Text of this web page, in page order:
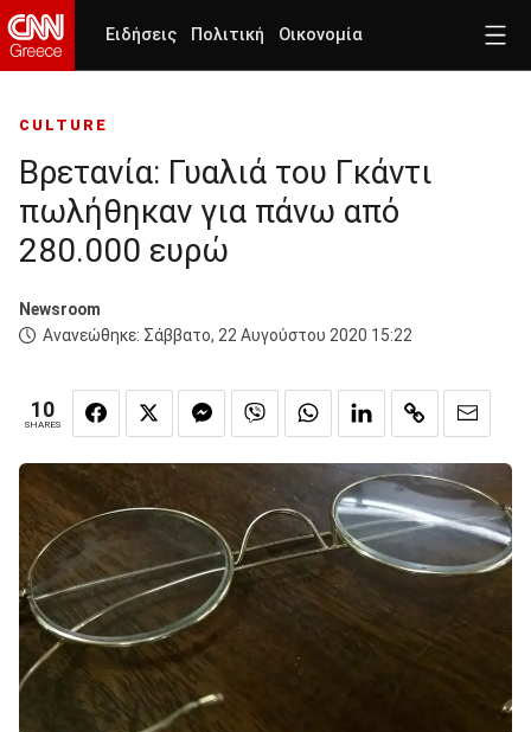
Ειδήσεις Πολιτική Οικονομία
CULTURE
Βρετανία: Γυαλιά του Γκάντι
πωλήθηκαν για πάνω από
280.000 ευρώ
Newsroom
Ανανεώθηκε: Σάββατο, 22 Αυγούστου 2020 15:22
10
SHARES